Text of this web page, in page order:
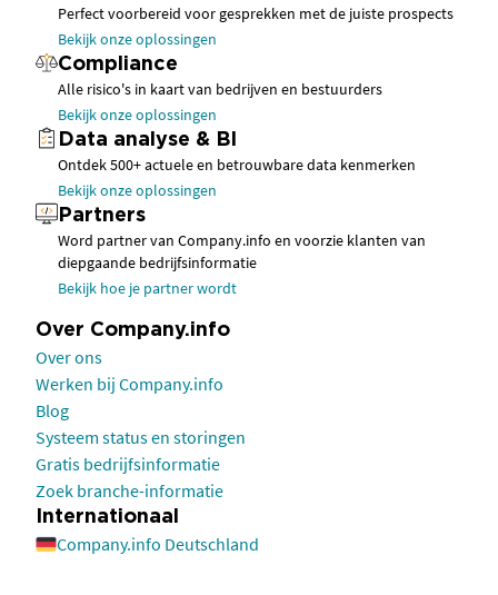
Perfect voorbereid voor gesprekken met de juiste prospects
Bekijk onze oplossingen
Compliance
Alle risico's in kaart van bedrijven en bestuurders
Bekijk onze oplossingen
Data analyse & BI
Ontdek 500+ actuele en betrouwbare data kenmerken
Bekijk onze oplossingen
Partners
Word partner van Company.info en voorzie klanten van
diepgaande bedrijfsinformatie
Bekijk hoe je partner wordt
Over Company.info
Over ons
Werken bij Company.info
Blog
Systeem status en storingen
Gratis bedrijfsinformatie
Zoek branche-informatie
Internationaal
Company.info Deutschland